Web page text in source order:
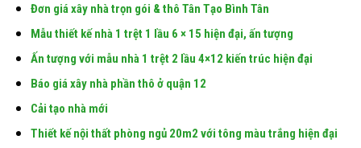
Đơn giá xây nhà trọn gói & thô Tân Tạo Bình Tân
Mẫu thiết kế nhà 1 trệt 1 lầu 6 × 15 hiện đại, ấn tượng
Ấn tượng với mẫu nhà 1 trệt 2 lầu 4×12 kiến ​​trúc hiện đại
Báo giá xây nhà phần thô ở quận 12
Cải tạo nhà mới
Thiết kế nội thất phòng ngủ 20m2 với tông màu trắng hiện đại